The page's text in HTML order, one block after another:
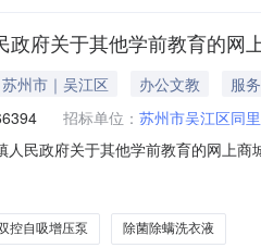
政府关于其他学前教育的网
州市｜吴江区 办公文教
服务
招标单位： 苏州市吴江区同
人民政府关于其他学前教育的网上
目所在行政区划名称:江苏省苏州
控自吸增压泵 除菌除螨洗衣液